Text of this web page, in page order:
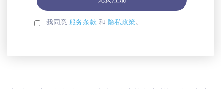
我同意 服务条款 和 隐私政策。